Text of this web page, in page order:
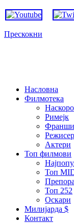
Прескокни
Насловна
Филмотека
Наскоро
Римејк
Актери
Топ филмови
Топ
Топ 252
Оскари
Милијарда $
Контакт